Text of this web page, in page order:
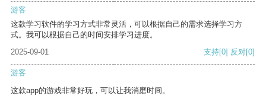
游客
这款学习软件的学习方式非常灵活，可以根据自己的需求选择学习方
式。我可以根据自己的时间安排学习进度。
2025-09-01
支持[0] 反对[0]
游客
这款app的游戏非常好玩，可以让我消磨时间。